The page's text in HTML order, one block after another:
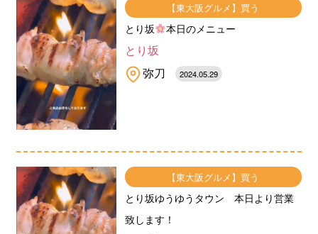
【東大阪グルメ】買う
とり坂 本日のメニュー
とり坂
弥刀
2024.05.29
【東大阪グルメ】買う
とり坂ゆうゆうタウン 本日より営業
致します！